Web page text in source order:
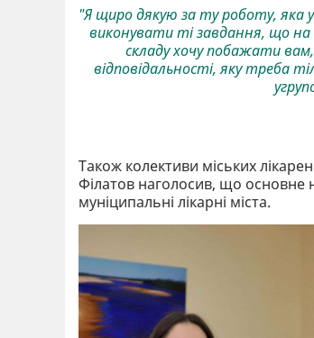
"Я щиро дякую за ту роботу, яка
виконувати ті завдання, що на
складу хочу побажати вам,
відповідальності, яку треба
Також колективи міських
Філатов наголосив, що основне
муніципальні лікарні міста.